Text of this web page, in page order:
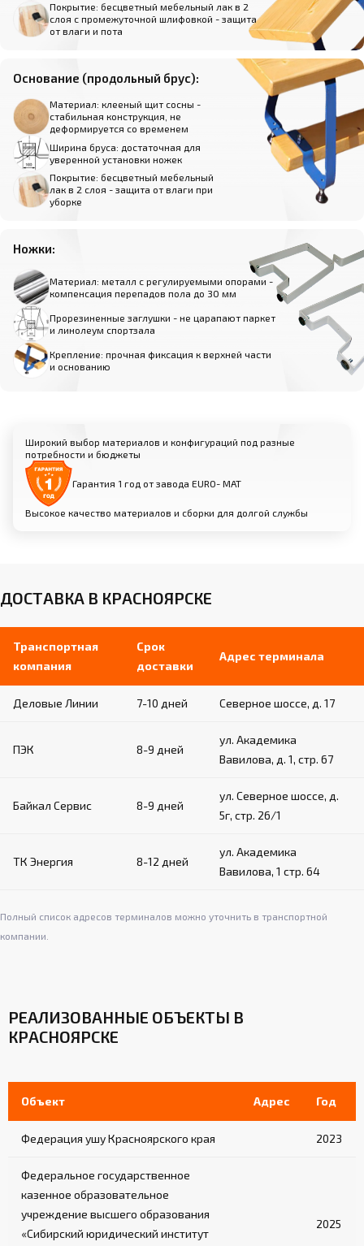
Покрытие: бесцветный мебельный лак в 2
слоя с промежуточной шлифовкой - защита
от влаги и пота
Основание (продольный брус):
Материал: клееный щит сосны -
стабильная конструкция, не
деформируется со временем
Ширина бруса: достаточная для
уверенной установки ножек
Покрытие: бесцветный мебельный
лак в 2 слоя - защита от влаги при
уборке
Ножки:
Материал: металл с регулируемыми опорами -
компенсация перепадов пола до 30 мм
Прорезиненные заглушки - не царапают паркет
и линолеум спортзала
Крепление: прочная фиксация к верхней части
и основанию
Широкий выбор материалов и конфигураций под разные
потребности и бюджеты
Гарантия 1 год от завода EURO- МАТ
Высокое качество материалов и сборки для долгой службы
ДОСТАВКА В КРАСНОЯРСКЕ
Транспортная
компания
Срок
доставки
Адрес терминала
Деловые Линии 7-10 дней Северное шоссе, д. 17
ПЭК 8-9 дней
ул. Академика
Вавилова, д. 1, стр. 67
Байкал Сервис 8-9 дней
ул. Северное шоссе, д.
5г, стр. 26/1
ТК Энергия 8-12 дней
ул. Академика
Вавилова, 1 стр. 64
Полный список адресов терминалов можно уточнить в транспортной
компании.
РЕАЛИЗОВАННЫЕ ОБЪЕКТЫ В
КРАСНОЯРСКЕ
Объект Адрес Год
Федерация ушу Красноярского края 2023
Федеральное государственное
казенное образовательное
учреждение высшего образования
«Сибирский юридический институт
2025